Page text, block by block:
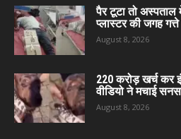
पैर टूटा तो
प्लास्टर की जगह
August 8, 2026
220 करोड़ खर्च कर
वीडियो ने मचाई
August 8, 2026